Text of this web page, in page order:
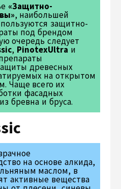
«Защитно-
, наибольшей
защитно-
под брендом
очередь следует
, PinotexUltraи
древесных
на открытом
Чаще всего их
фасадных
бревна и бруса.
на основе алкида,
маслом, в
активные вещества